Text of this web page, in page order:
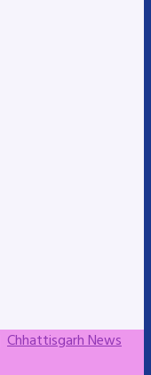
Chhattisgarh News